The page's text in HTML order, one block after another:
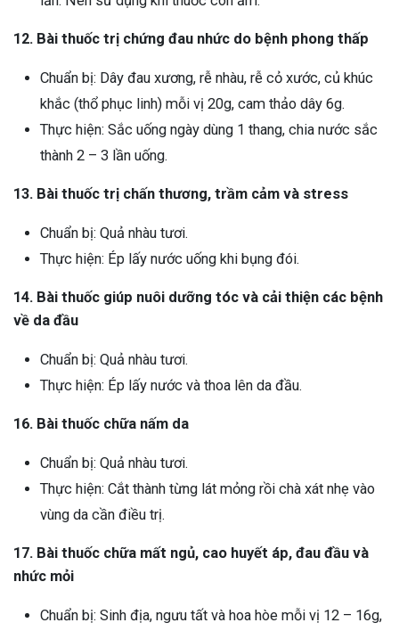
12. Bài thuốc trị chứng đau nhức do bệnh phong thấp
Chuẩn bị: Dây đau xương, rễ nhàu, rễ cỏ xước, củ khúc
khắc (thổ phục linh) mỗi vị 20g, cam thảo dây 6g.
Thực hiện: Sắc uống ngày dùng 1 thang, chia nước sắc
thành 2 – 3 lần uống.
13. Bài thuốc trị chấn thương, trầm cảm và stress
Chuẩn bị: Quả nhàu tươi.
Thực hiện: Ép lấy nước uống khi bụng đói.
14. Bài thuốc giúp nuôi dưỡng tóc và cải thiện các bệnh
về da đầu
Chuẩn bị: Quả nhàu tươi.
Thực hiện: Ép lấy nước và thoa lên da đầu.
16. Bài thuốc chữa nấm da
Chuẩn bị: Quả nhàu tươi.
Thực hiện: Cắt thành từng lát mỏng rồi chà xát nhẹ vào
vùng da cần điều trị.
17. Bài thuốc chữa mất ngủ, cao huyết áp, đau đầu và
nhức mỏi
Chuẩn bị: Sinh địa, ngưu tất và hoa hòe mỗi vị 12 – 16g,